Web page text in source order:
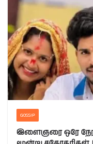
GOSSIP
இளைஞரை ஒரே